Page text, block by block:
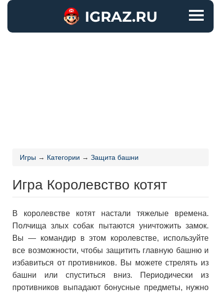
Игры → Категории → Защита башни
Игра Королевство котят
В королевстве котят настали тяжелые времена.
Полчища злых собак пытаются уничтожить замок.
Вы — командир в этом королевстве, используйте
все возможности, чтобы защитить главную башню и
избавиться от противников. Вы можете стрелять из
башни или спуститься вниз. Периодически из
противников выпадают бонусные предметы, нужно